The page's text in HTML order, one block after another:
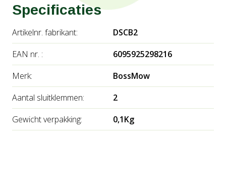
Specificaties
Artikelnr. fabrikant:
DSCB2
EAN nr. :
6095925298216
Merk:
BossMow
Aantal sluitklemmen:
2
Gewicht verpakking:
0,1Kg